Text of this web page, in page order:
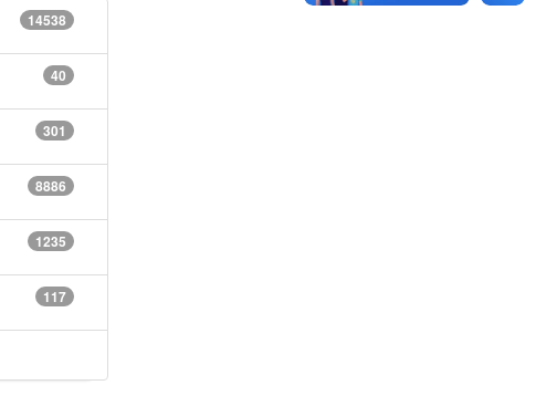
14538
40
301
8886
1235
117